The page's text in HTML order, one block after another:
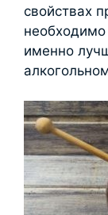
свойствах
необходимо
именно